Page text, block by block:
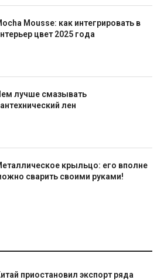
Mousse: как интегрировать в
цвет 2025 года
лучше смазывать
лен
крыльцо: его вполне
сварить своими руками!
приостановил экспорт ряда